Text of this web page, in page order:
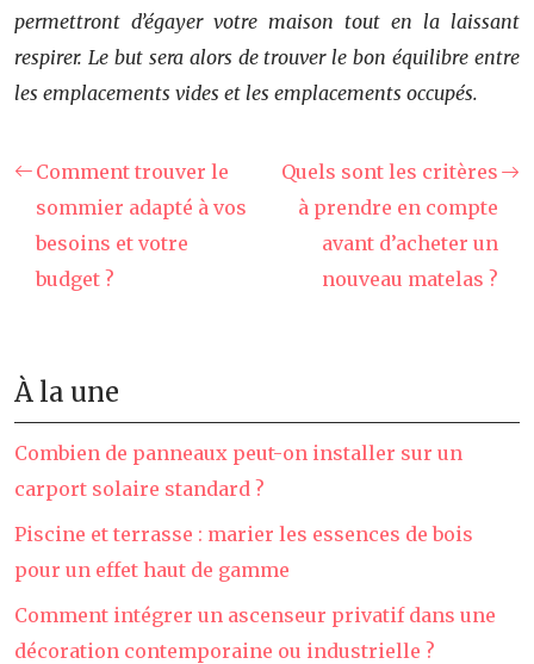
permettront d’égayer votre maison tout en la laissant
respirer. Le but sera alors de trouver le bon équilibre entre
les emplacements vides et les emplacements occupés.
Comment trouver le
sommier adapté à vos
besoins et votre
budget ?
Quels sont les critères
à prendre en compte
avant d’acheter un
nouveau matelas ?
À la une
Combien de panneaux peut-on installer sur un
carport solaire standard ?
Piscine et terrasse : marier les essences de bois
pour un effet haut de gamme
Comment intégrer un ascenseur privatif dans une
décoration contemporaine ou industrielle ?